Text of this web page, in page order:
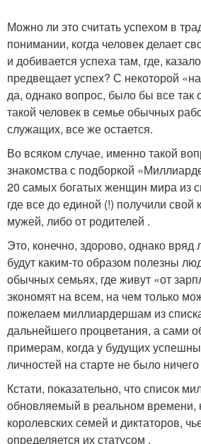
Можно ли это считать успехом в
понимании, когда человек делает
и добивается успеха там, где,
предвещает успех? С некоторой
да, однако вопрос, было бы все так
такой человек в семье обычных
служащих, все же остается.
Во всяком случае, именно такой
знакомства с подборкой
20 самых богатых женщин мира из
где все до единой (!) получили свой
мужей, либо от родителей .
Это, конечно, здорово, однако вряд
будут каким-то образом полезны
обычных семьях, где живут «от
экономят на всем, на чем только
пожелаем миллиардершам из
дальнейшего процветания, а сами
примерам, когда у будущих
личностей на старте не было
Кстати, показательно, что список
обновляемый в реальном времени,
королевских семей и диктаторов,
определяется их статусом .